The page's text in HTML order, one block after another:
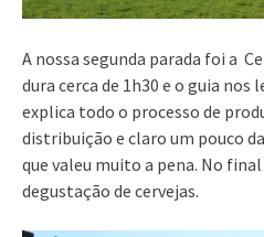
A nossa segunda parada foi a
dura cerca de 1h30 e o guia nos
explica todo o processo de
distribuição e claro um pouco
que valeu muito a pena. No
degustação de cervejas.